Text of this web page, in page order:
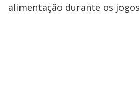
alimentação durante os